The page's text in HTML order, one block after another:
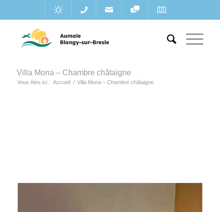
Villa Mona – Chambre châtaigne
Vous êtes ici : Accueil / Villa Mona – Chambre châtaigne